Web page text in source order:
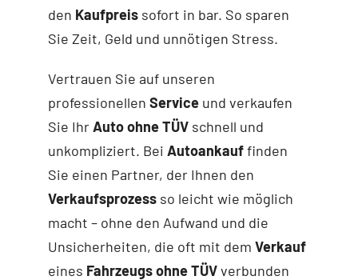
den Kaufpreissofort in bar. So sparen
Sie Zeit, Geld und unnötigen Stress.
Vertrauen Sie auf unseren
professionellen Serviceund verkaufen
Sie IhrAuto ohne TÜVschnell und
unkompliziert. Bei Autoankauffinden
Sie einen Partner, der Ihnen den
Verkaufsprozessso leicht wie möglich
macht – ohne den Aufwand und die
Unsicherheiten, die oft mit dem Verkauf
eines Fahrzeugs ohne TÜVverbunden